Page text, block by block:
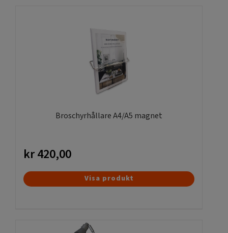
Broschyrhållare A4/A5 magnet
kr420,00
Visa produkt